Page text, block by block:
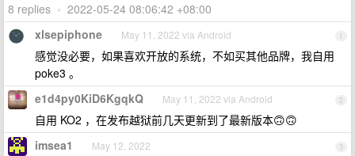
8 replies • 2022-05-24 08:06:42 +08:00
1
xlsepiphone May 11, 2022 via Android
感觉没必要，如果喜欢开放的系统，不如买其他品牌，我自用
poke3 。
2
e1d4py0KiD6KgqkQ May 11, 2022 via Android
自用 KO2 ，在发布越狱前几天更新到了最新版本🙃🙃
3
imsea1 May 12, 2022